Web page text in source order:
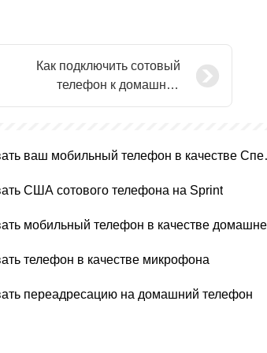
Как подключить сотовый
телефон к домашний
телефон Ringer
Как
США сотового телефона на Sprint
телефон в качестве микрофона
переадресацию на домашний телефон